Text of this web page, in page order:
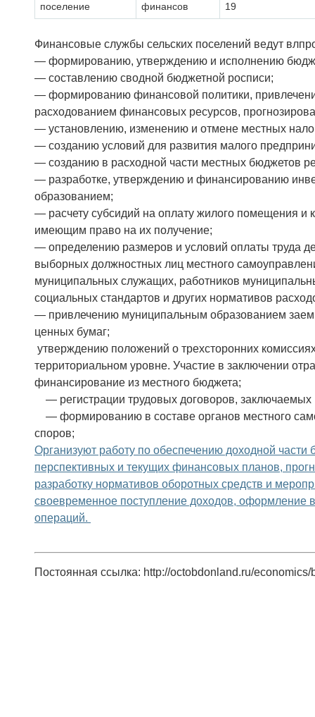
поселение
финансов
19
Финансовые службы сельских поселений ведут
— формированию, утверждению и исполнению
— составлению сводной бюджетной росписи;
— формированию финансовой политики,
расходованием финансовых ресурсов,
— установлению, изменению и отмене местных
— созданию условий для развития малого
— созданию в расходной части местных бюджетов
— разработке, утверждению и финансированию
образованием;
— расчету субсидий на оплату жилого помещения и
имеющим право на их получение;
— определению размеров и условий оплаты труда
выборных должностных лиц местного
муниципальных служащих, работников
социальных стандартов и других нормативов
— привлечению муниципальным образованием
ценных бумаг;
утверждению положений о трехсторонних
территориальном уровне. Участие в заключении
финансирование из местного бюджета;
— регистрации трудовых договоров,
— формированию в составе органов местного
споров;
Организуют работу по обеспечению доходной
перспективных и текущих финансовых планов,
разработку нормативов оборотных средств и
своевременное поступление доходов, оформление
операций.
Постоянная ссылка: http://octobdonland.ru/